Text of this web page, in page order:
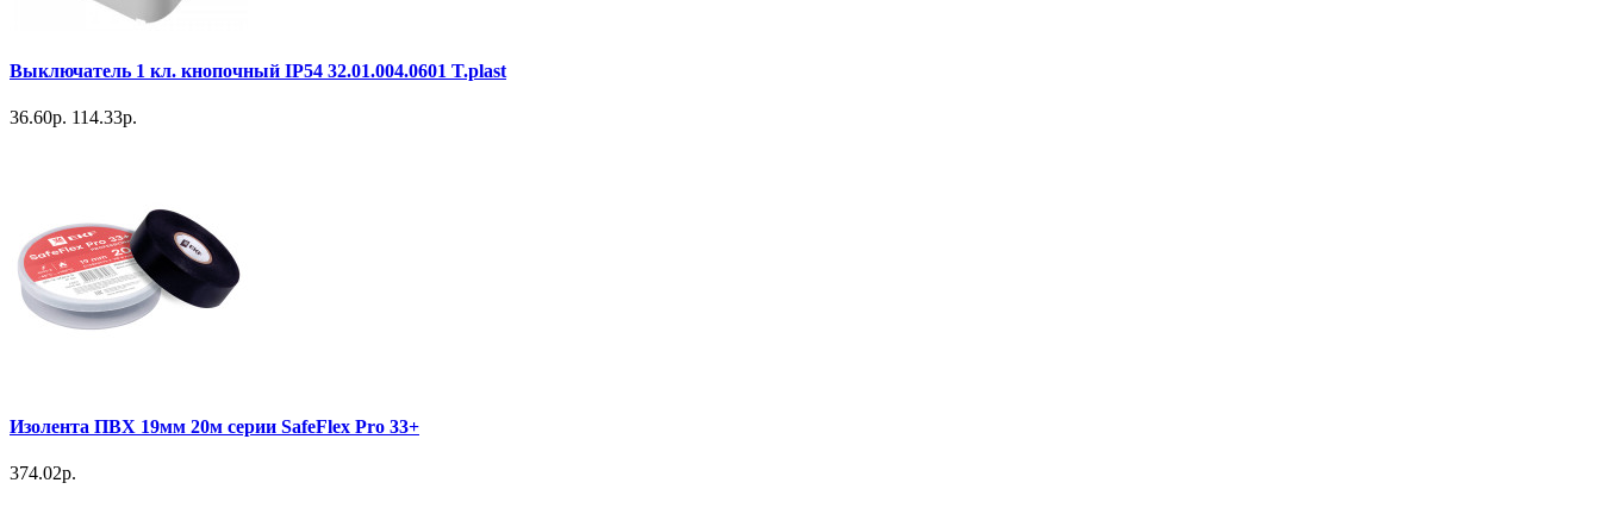
Выключатель 1 кл. кнопочный IP54 32.01.004.0601 T.plast
36.60р. 114.33р.
Изолента ПВХ 19мм 20м серии SafeFlex Pro 33+
374.02р.